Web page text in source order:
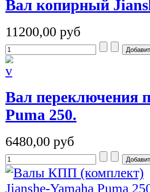
Вал копирный
11200,00 руб
Вал переключения
Puma 250.
6480,00 руб